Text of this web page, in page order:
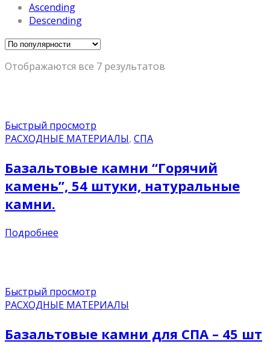
Ascending
Descending
Отображаются все 7 результатов
Быстрый просмотр
РАСХОДНЫЕ МАТЕРИАЛЫ, СПА
Базальтовые камни “Горячий
камень”, 54 штуки, натуральные
камни.
Подробнее
Быстрый просмотр
РАСХОДНЫЕ МАТЕРИАЛЫ
Базальтовые камни для СПА – 45 шт